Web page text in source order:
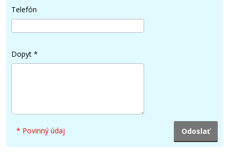
49,90 €
Telefón
Dopyt *
* Povinný údaj